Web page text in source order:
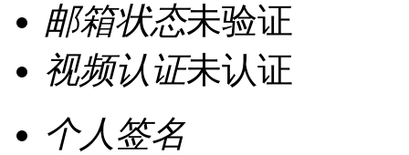
邮箱状态未验证
视频认证未认证
个人签名